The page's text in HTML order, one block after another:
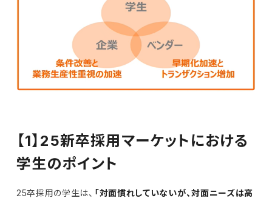
【1】25新卒採用マーケットにおける
学生のポイント
25卒採用の学生は、 「対面慣れしていないが、対面ニーズは高